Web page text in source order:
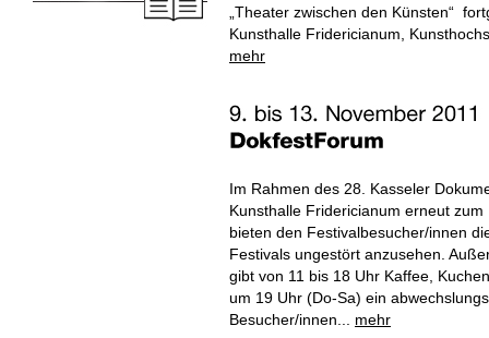
„Theater zwischen den Künsten“
Kunsthalle Fridericianum,
mehr
Im Rahmen des 28. Kasseler
Kunsthalle Fridericianum erneut
bieten den Festivalbesucher/innen
Festivals ungestört anzusehen.
gibt von 11 bis 18 Uhr Kaffee,
um 19 Uhr (Do-Sa) ein
Besucher/innen... mehr